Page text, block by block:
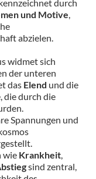
durch
und Motive,
abzielen.
widmet sich
der unteren
das Elend und die
die durch die
Spannungen und
wie Krankheit,
sind zentral,